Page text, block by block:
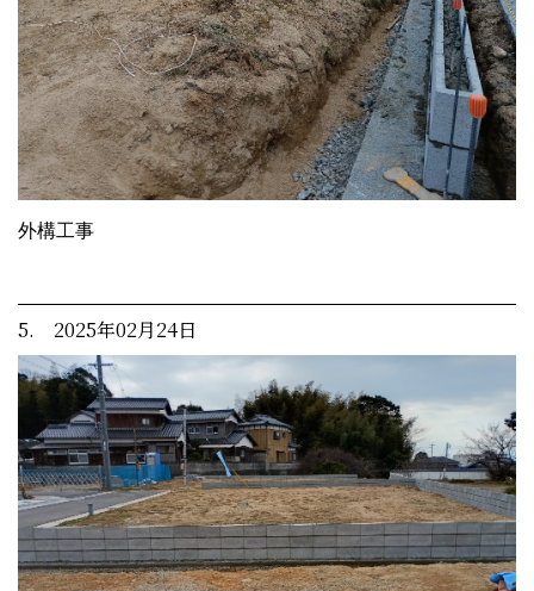
外構工事
5. 2025年02月24日